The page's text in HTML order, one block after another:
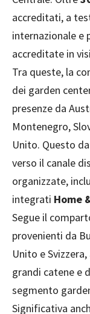
accreditati, a
internazionale e
accreditate in
Tra queste, la
dei garden
presenze da
Montenegro,
Unito. Questo
verso il canale
organizzate,
integrati Home
Segue il
provenienti da
Unito e
grandi catene e
segmento
Significativa